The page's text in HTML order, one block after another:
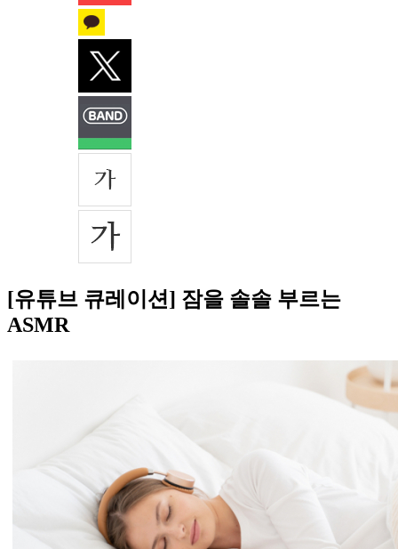
[유튜브 큐레이션] 잠을 솔솔 부르는
ASMR